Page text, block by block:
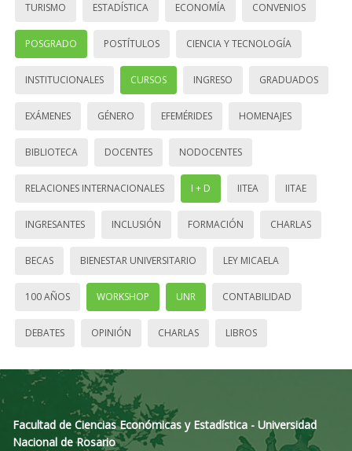
TURISMO ESTADÍSTICA ECONOMÍA CONVENIOS
POSGRADO POSTÍTULOS CIENCIA Y TECNOLOGÍA
INSTITUCIONALES CURSOS INGRESO GRADUADOS
EXÁMENES GÉNERO EFEMÉRIDES HOMENAJES
BIBLIOTECA DOCENTES NODOCENTES
RELACIONES INTERNACIONALES I + D IITEA IITAE
INGRESANTES INCLUSIÓN FORMACIÓN CHARLAS
BECAS BIENESTAR UNIVERSITARIO LEY MICAELA
100 AÑOS WORKSHOP UNR CONTABILIDAD
DEBATES OPINIÓN CHARLAS LIBROS
Facultad de Ciencias Económicas y Estadística - Universidad
Nacional de Rosario